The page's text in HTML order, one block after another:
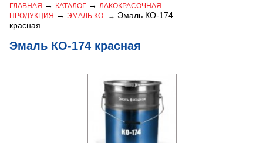
ГЛАВНАЯ → КАТАЛОГ → ЛАКОКРАСОЧНАЯ
ПРОДУКЦИЯ → ЭМАЛЬ КО → Эмаль КО-174
красная
Эмаль КО-174 красная